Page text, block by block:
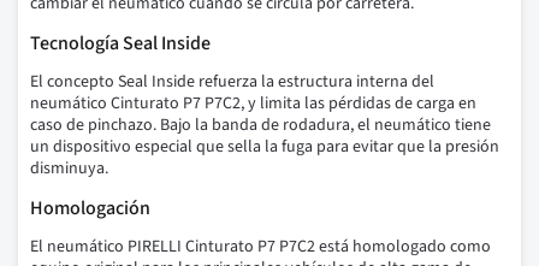
Tecnología Seal Inside
El concepto Seal Inside refuerza la estructura interna del
neumático Cinturato P7 P7C2, y limita las pérdidas de carga en
caso de pinchazo. Bajo la banda de rodadura, el neumático tiene
un dispositivo especial que sella la fuga para evitar que la presión
disminuya.
Homologación
El neumático PIRELLI Cinturato P7 P7C2 está homologado como